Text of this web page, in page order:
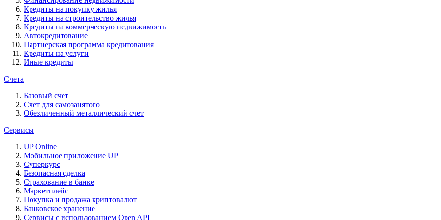
Кредиты на покупку жилья
Кредиты на строительство жилья
Кредиты на коммерческую недвижимость
Автокредитование
Партнерская программа кредитования
Кредиты на услуги
Иные кредиты
Счета
Базовый счет
Счет для самозанятого
Обезличенный металлический счет
Сервисы
UP Online
Мобильное приложение UP
Суперкурс
Безопасная сделка
Страхование в банке
Маркетплейс
Покупка и продажа криптовалют
Банковское хранение
Сервисы с использованием Open API